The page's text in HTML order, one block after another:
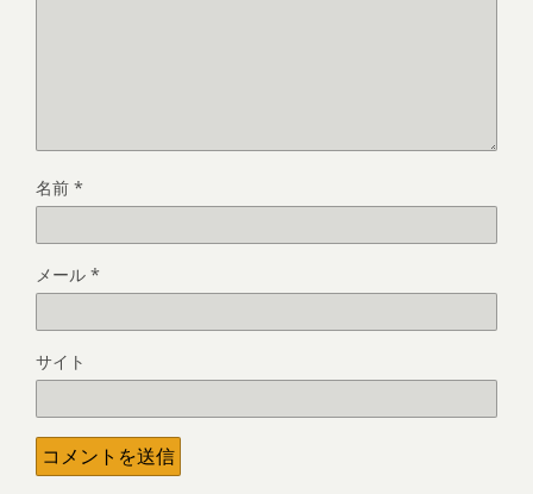
名前 *
メール *
サイト